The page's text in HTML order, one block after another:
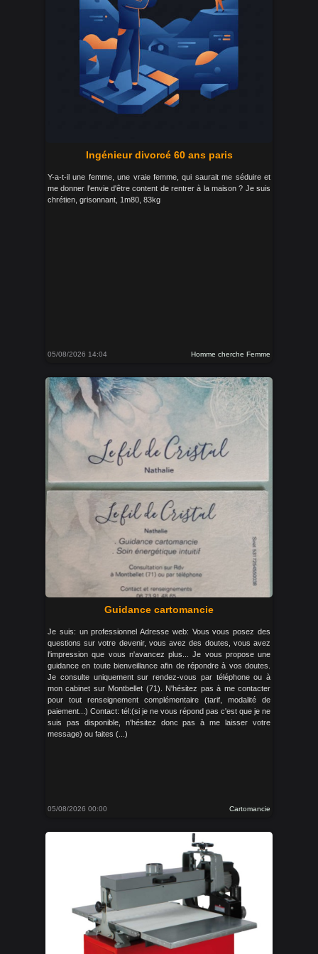
Ingénieur divorcé 60 ans paris
Y-a-t-il une femme, une vraie femme, qui saurait me séduire et
me donner l'envie d'être content de rentrer à la maison ? Je suis
chrétien, grisonnant, 1m80, 83kg
05/08/2026 14:04 Homme cherche Femme
Guidance cartomancie
Je suis: un professionnel Adresse web: Vous vous posez des
questions sur votre devenir, vous avez des doutes, vous avez
l'impression que vous n'avancez plus... Je vous propose une
guidance en toute bienveillance afin de répondre à vos doutes.
Je consulte uniquement sur rendez-vous par téléphone ou à
mon cabinet sur Montbellet (71). N'hésitez pas à me contacter
pour tout renseignement complémentaire (tarif, modalité de
paiement...) Contact: tél:(si je ne vous répond pas c'est que je ne
suis pas disponible, n'hésitez donc pas à me laisser votre
message) ou faites (...)
05/08/2026 00:00 Cartomancie